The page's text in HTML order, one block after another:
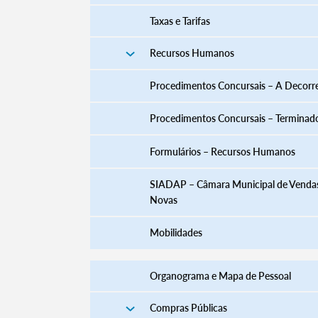
Taxas e Tarifas
Recursos Humanos
Procedimentos Concursais – A
Procedimentos Concursais –
​​​​​​​​​​​​​​​​​​​​​​​​​​​​​​​​​​​​​​​​​Formulários – Recursos Humanos
SIADAP – Câmara Municipal de
Novas
Mobilidades
Organograma e Mapa de Pessoal
Compras Públicas